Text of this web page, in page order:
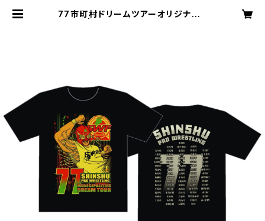
77市町村ドリームツアーオリジナルT